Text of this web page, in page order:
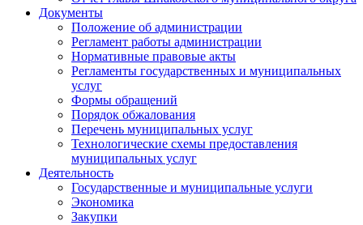
Документы
Положение об администрации
Регламент работы администрации
Нормативные правовые акты
Регламенты государственных и муниципальных
услуг
Формы обращений
Порядок обжалования
Перечень муниципальных услуг
Технологические схемы предоставления
муниципальных услуг
Деятельность
Государственные и муниципальные услуги
Экономика
Закупки